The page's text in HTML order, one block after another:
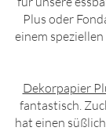
Plus oder
einem
Dekorpapier
fantastisch.
hat einen